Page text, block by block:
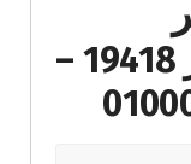
صيانة سخانات جالانز 19418 –